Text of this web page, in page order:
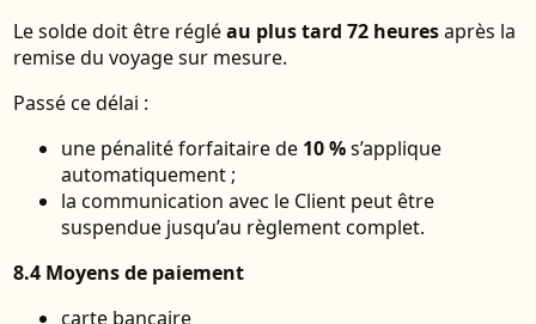
Le solde doit être régléau plus tard 72 heuresaprès la
remise du voyage sur mesure.
Passé ce délai :
une pénalité forfaitaire de 10 %s’applique
automatiquement ;
la communication avec le Client peut être
suspendue jusqu’au règlement complet.
8.4 Moyens de paiement
carte bancaire